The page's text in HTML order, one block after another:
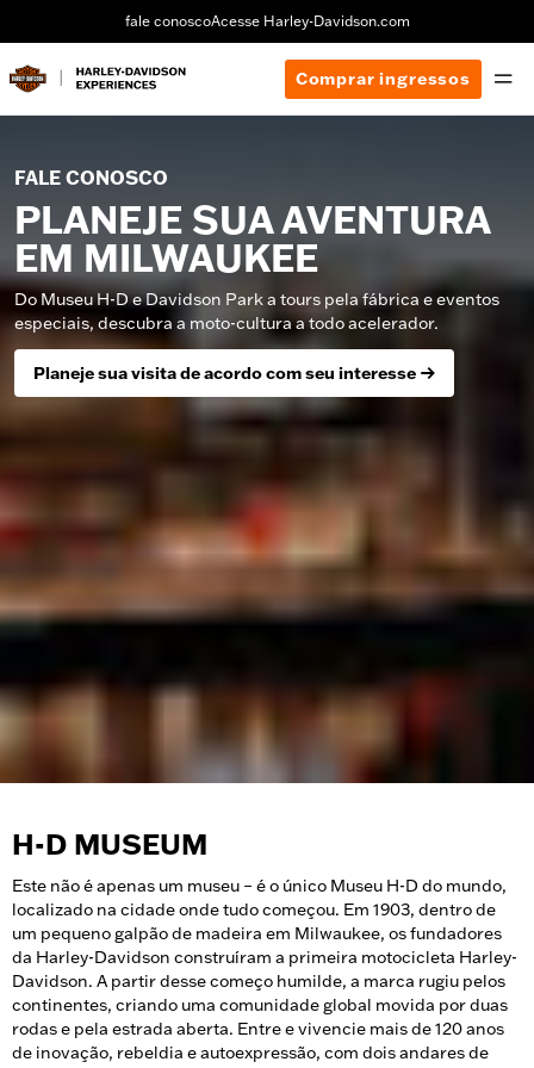
fale conoscoAcesse Harley-Davidson.com
Comprar ingressos
FALE CONOSCO
PLANEJE SUA AVENTURA
EM MILWAUKEE
Do Museu H-D e Davidson Park a tours pela fábrica e eventos
especiais, descubra a moto-cultura a todo acelerador.
Planeje sua visita de acordo com seu interesse
H-D MUSEUM
Este não é apenas um museu – é o único Museu H-D do mundo,
localizado na cidade onde tudo começou. Em 1903, dentro de
um pequeno galpão de madeira em Milwaukee, os fundadores
da Harley-Davidson construíram a primeira motocicleta Harley-
Davidson. A partir desse começo humilde, a marca rugiu pelos
continentes, criando uma comunidade global movida por duas
rodas e pela estrada aberta. Entre e vivencie mais de 120 anos
de inovação, rebeldia e autoexpressão, com dois andares de